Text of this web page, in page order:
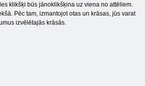
klikšķi būs jānoklikšķina uz viena no attēliem.
Pēc tam, izmantojot otas un krāsas, jūs varat
izvēlētajās krāsās.